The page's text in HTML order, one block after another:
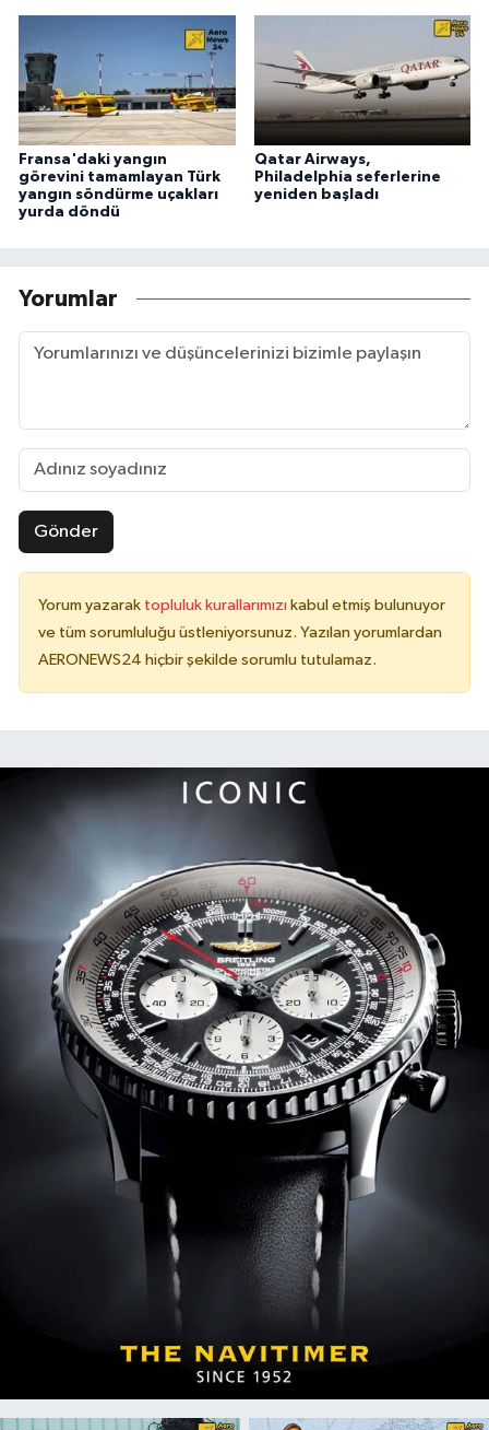
Fransa'daki yangın
görevini tamamlayan Türk
yangın söndürme uçakları
yurda döndü
Qatar Airways,
Philadelphia seferlerine
yeniden başladı
Yorumlar
Gönder
Yorum yazarak topluluk kurallarımızı kabul etmiş bulunuyor
ve tüm sorumluluğu üstleniyorsunuz. Yazılan yorumlardan
AERONEWS24 hiçbir şekilde sorumlu tutulamaz.